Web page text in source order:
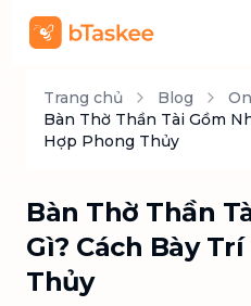
Trang chủ Blog
Bàn Thờ Thần Tài Gồm
Hợp Phong Thủy
Bàn Thờ Thần
Gì? Cách Bày
Thủy